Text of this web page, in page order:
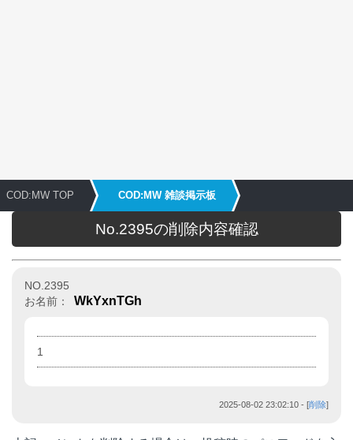
COD:MW TOP COD:MW 雑談掲示板
No.2395の削除内容確認
NO.2395
お名前：
WkYxnTGh
1
2025-08-02 23:02:10 - [削除]